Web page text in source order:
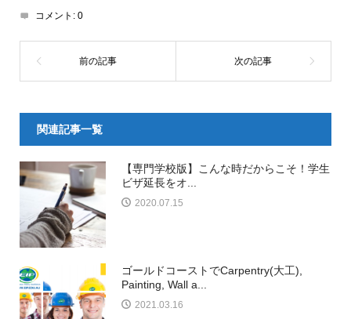
コメント: 0
関連記事一覧
【専門学校版】こんな時だからこそ！学生
ビザ延長をオ...
2020.07.15
ゴールドコーストでCarpentry(大工),
Painting, Wall a...
2021.03.16